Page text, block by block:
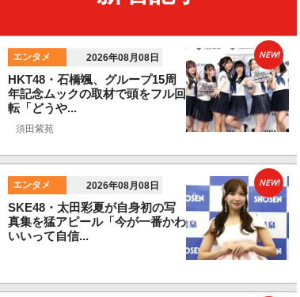
エンタメ 2026年08月08日
HKT48・石橋颯、グループ15周
年記念ムックの取材で頭をフル回
転「どうや...
須田紫苑
NEW!
エンタメ 2026年08月08日
SKE48・太田彩夏が自身初の写
真集を猛アピール「今が一番かわ
いいって自信...
NEW!